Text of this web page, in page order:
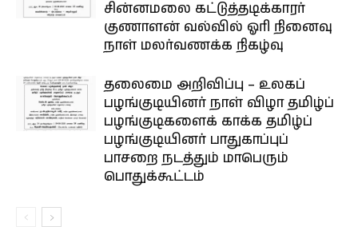
சின்னமலை கட்டுத்தடிக்காரர்
குணாளன் வல்வில் ஓரி நினைவு
நாள் மலர்வணக்க நிகழ்வு
தலைமை அறிவிப்பு – உலகப்
பழங்குடியினர் நாள் விழா தமிழ்ப்
பழங்குடிகளைக் காக்க தமிழ்ப்
பழங்குடியினர் பாதுகாப்புப்
பாசறை நடத்தும் மாபெரும்
பொதுக்கூட்டம்